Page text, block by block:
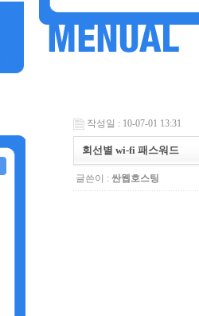
작성일 : 10-07-01 13:31
회선별 wi-fi 패스워드
글쓴이 : 싼웹호스팅